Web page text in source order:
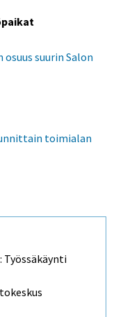
suurin Salon
toimialan
Työssäkäynti